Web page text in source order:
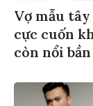
Vợ mẫu
cực cuốn
còn nổi